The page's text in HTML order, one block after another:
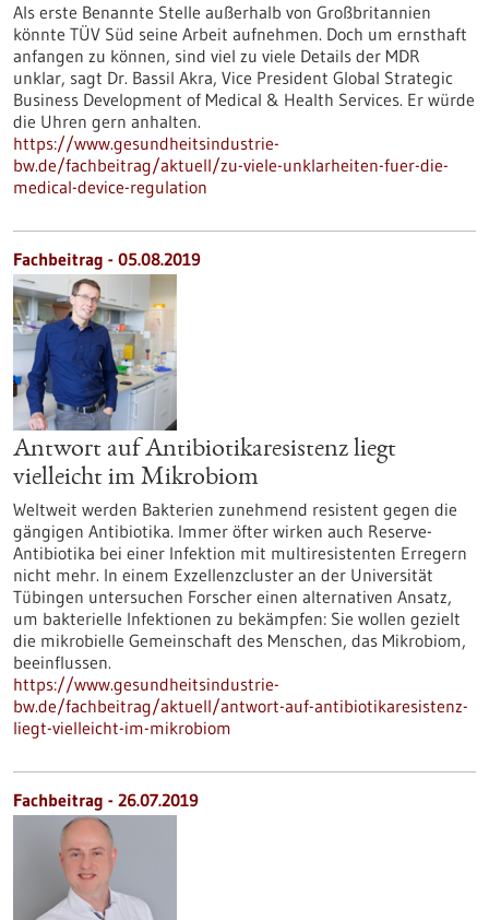
Als erste Benannte Stelle außerhalb von Großbritannien
könnte TÜV Süd seine Arbeit aufnehmen. Doch um ernsthaft
anfangen zu können, sind viel zu viele Details der MDR
unklar, sagt Dr. Bassil Akra, Vice President Global Strategic
Business Development of Medical & Health Services. Er würde
die Uhren gern anhalten.
https://www.gesundheitsindustrie-
bw.de/fachbeitrag/aktuell/zu-viele-unklarheiten-fuer-die-
medical-device-regulation
Fachbeitrag - 05.08.2019
Antwort auf Antibiotikaresistenz liegt
vielleicht im Mikrobiom
Weltweit werden Bakterien zunehmend resistent gegen die
gängigen Antibiotika. Immer öfter wirken auch Reserve-
Antibiotika bei einer Infektion mit multiresistenten Erregern
nicht mehr. In einem Exzellenzcluster an der Universität
Tübingen untersuchen Forscher einen alternativen Ansatz,
um bakterielle Infektionen zu bekämpfen: Sie wollen gezielt
die mikrobielle Gemeinschaft des Menschen, das Mikrobiom,
beeinflussen.
https://www.gesundheitsindustrie-
bw.de/fachbeitrag/aktuell/antwort-auf-antibiotikaresistenz-
liegt-vielleicht-im-mikrobiom
Fachbeitrag - 26.07.2019